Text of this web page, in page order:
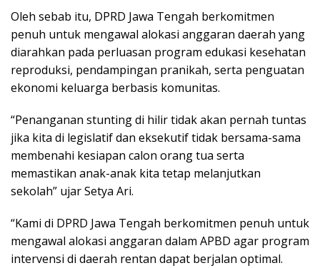
Oleh sebab itu, DPRD Jawa Tengah berkomitmen
penuh untuk mengawal alokasi anggaran daerah yang
diarahkan pada perluasan program edukasi kesehatan
reproduksi, pendampingan pranikah, serta penguatan
ekonomi keluarga berbasis komunitas.
“Penanganan stunting di hilir tidak akan pernah tuntas
jika kita di legislatif dan eksekutif tidak bersama-sama
membenahi kesiapan calon orang tua serta
memastikan anak-anak kita tetap melanjutkan
sekolah” ujar Setya Ari.
“Kami di DPRD Jawa Tengah berkomitmen penuh untuk
mengawal alokasi anggaran dalam APBD agar program
intervensi di daerah rentan dapat berjalan optimal.